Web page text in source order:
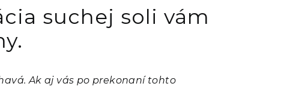
suchej soli vám
Ak aj vás po prekonaní tohto